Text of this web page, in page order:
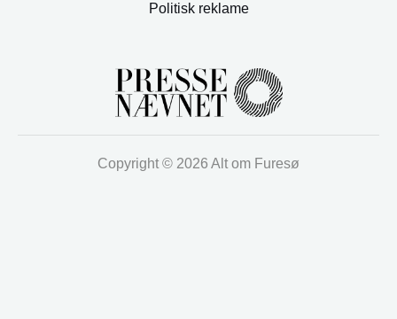
Politisk reklame
Copyright © 2026 Alt om Furesø